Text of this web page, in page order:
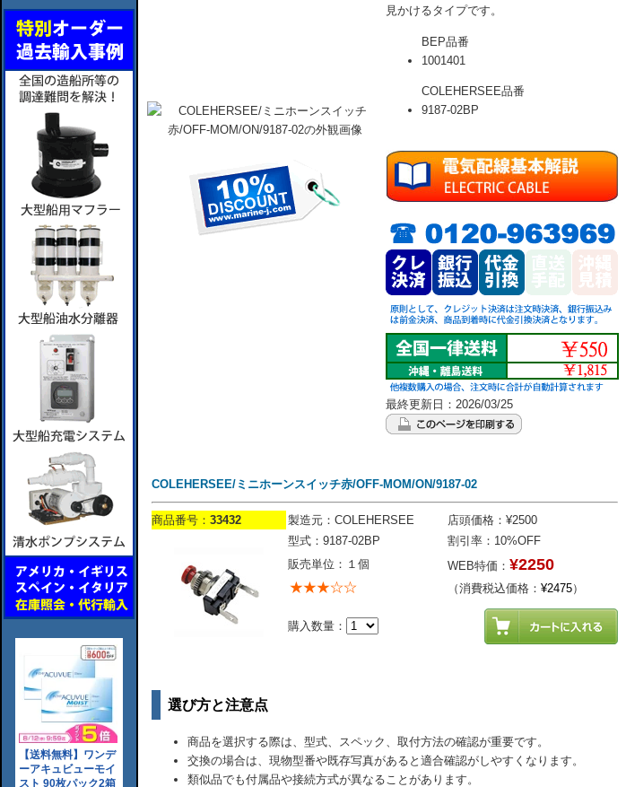
見かけるタイプです。
BEP品番
1001401
COLEHERSEE品番
9187-02BP
最終更新日：2026/03/25
COLEHERSEE/ミニホーンスイッチ赤/OFF-MOM/ON/9187-02
商品番号： 33432 製造元：COLEHERSEE
店頭価格：¥2500
型式：9187-02BP
割引率：10%OFF
販売単位：１個
WEB特価： ¥2250
（消費税込価格： ¥2475）
購入数量：
選び方と注意点
商品を選択する際は、型式、スペック、取付方法の確認が重要です。
交換の場合は、現物型番や既存写真があると適合確認がしやすくなります。
類似品でも付属品や接続方式が異なることがあります。